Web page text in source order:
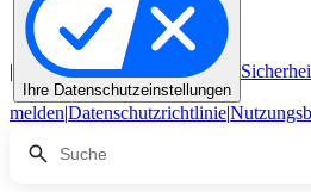
|
Ihre Datenschutzeinstellungen
melden|Datenschutzrichtlinie|